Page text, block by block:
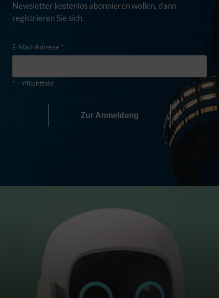
Newsletter kostenlos abonnieren wollen, dann
registrieren Sie sich.
E-Mail-Adresse *
* = Pflichtfeld
Zur Anmeldung